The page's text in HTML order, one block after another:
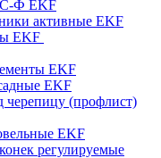
Ф EKF
активные EKF
EKF
EKF
EKF
черепицу (профлист)
EKF
регулируемые